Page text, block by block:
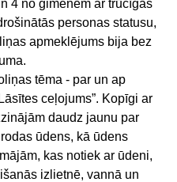
4 no ģimenēm ar trūcīgās
personas statusu,
apmeklējums bija bez
tēma - par un ap
ceļojums”. Kopīgi ar
daudz jaunu par
ūdens, kā ūdens
kas notiek ar ūdeni,
izlietnē, vannā un